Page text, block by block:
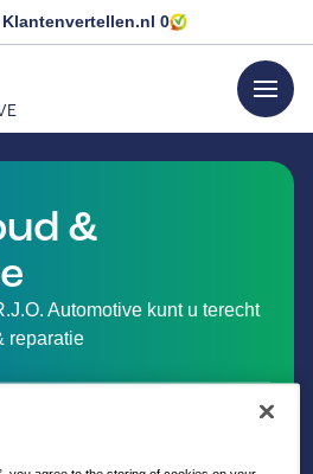
Klantenvertellen.nl 0
menu
&
Automotive kunt u terecht
reparatie